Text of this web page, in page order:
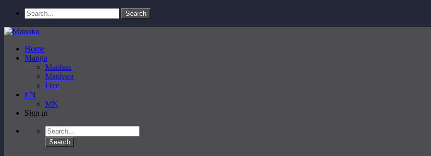
Home
Manga
Manhua
Manhwa
Free
EN
MN
Sign in